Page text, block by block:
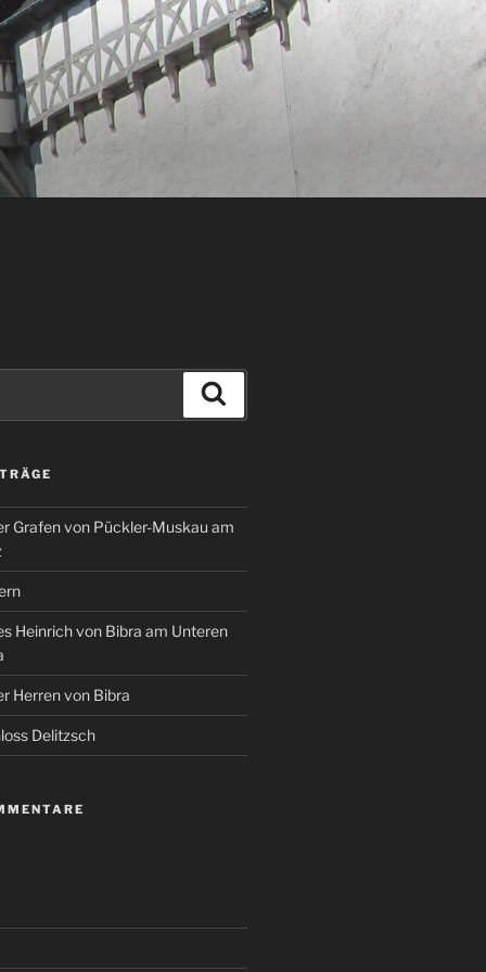
Grafen von Pückler-Muskau am
Heinrich von Bibra am Unteren
Herren von Bibra
Delitzsch